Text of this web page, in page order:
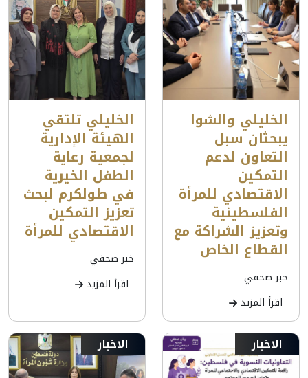
الخليلي والشوا
يبحثان سبل
التعاون لدعم
التمكين
الاقتصادي للمرأة
الفلسطينية
وتعزيز الشراكة مع
القطاع الخاص
خبر صحفي
اقرأ المزيد
الخليلي تلتقي
الهيئة الإدارية
لجمعية رعاية
الطفل الخيرية
في طولكرم لبحث
تعزيز التمكين
الاقتصادي للمرأة
خبر صحفي
اقرأ المزيد
الاخبار الاخبار